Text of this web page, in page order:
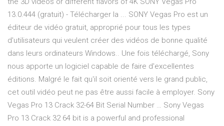
13.0.444 (gratuit) - Télécharger la ... SONY Vegas Pro est un
éditeur de vidéo gratuit, approprié pour tous les types
d'utilisateurs qui veulent créer des vidéos de bonne qualité
dans leurs ordinateurs Windows.. Une fois téléchargé, Sony
nous apporte un logiciel capable de faire d'excellentes
éditions. Malgré le fait qu'il soit orienté vers le grand public,
cet outil vidéo peut ne pas être aussi facile à employer. Sony
Vegas Pro 13 Crack 32-64 Bit Serial Number … Sony Vegas
Pro 13 Crack 32 64 bit is a powerful and professional